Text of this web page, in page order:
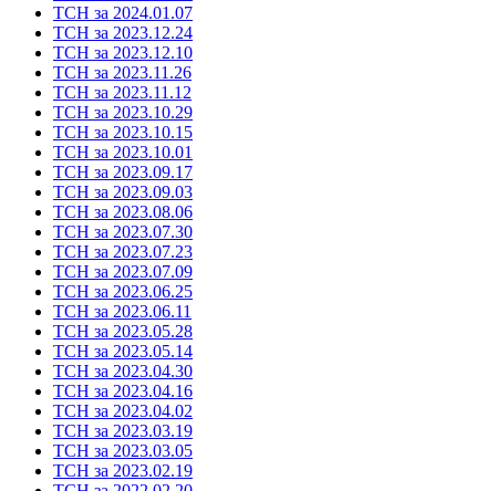
ТСН за 2024.01.07
ТСН за 2023.12.24
ТСН за 2023.12.10
ТСН за 2023.11.26
ТСН за 2023.11.12
ТСН за 2023.10.29
ТСН за 2023.10.15
ТСН за 2023.10.01
ТСН за 2023.09.17
ТСН за 2023.09.03
ТСН за 2023.08.06
ТСН за 2023.07.30
ТСН за 2023.07.23
ТСН за 2023.07.09
ТСН за 2023.06.25
ТСН за 2023.06.11
ТСН за 2023.05.28
ТСН за 2023.05.14
ТСН за 2023.04.30
ТСН за 2023.04.16
ТСН за 2023.04.02
ТСН за 2023.03.19
ТСН за 2023.03.05
ТСН за 2023.02.19